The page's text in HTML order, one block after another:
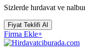
Sizlerde hırdavat ve
Fiyat Teklifi Al
Firma Ekle+